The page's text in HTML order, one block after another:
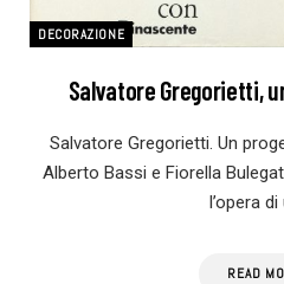
DECORAZIONE
Salvatore Gregorietti,
Salvatore Gregorietti. Un
Alberto Bassi e Fiorella
l’opera
READ